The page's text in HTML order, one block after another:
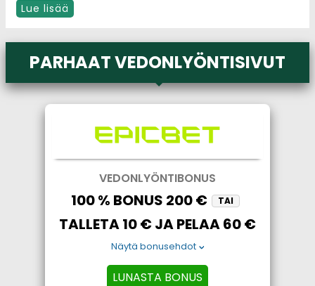
Lue lisää
PARHAAT VEDONLYÖNTISIVUT
VEDONLYÖNTIBONUS
100 % BONUS 200 € TAI
TALLETA 10 € JA PELAA 60 €
Näytä bonusehdot
LUNASTA BONUS